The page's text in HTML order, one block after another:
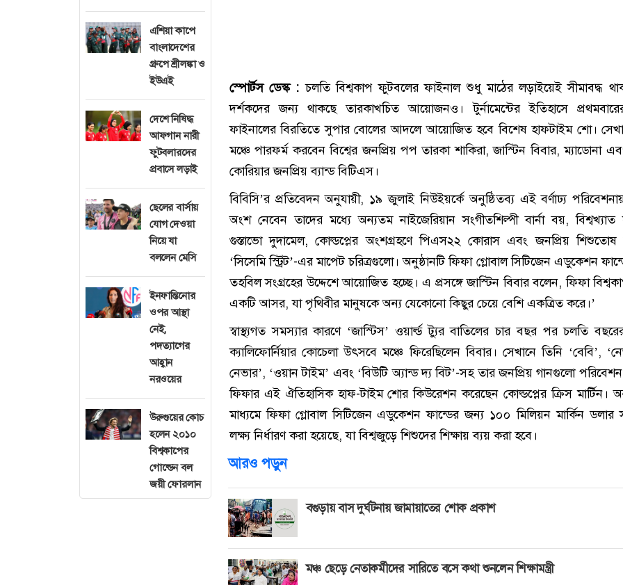
এশিয়া কাপে
বাংলাদেশের
গ্রুপে শ্রীলঙ্কা ও
ইউএই
দেশে নিষিদ্ধ
আফগান নারী
ফুটবলারদের
প্রবাসে লড়াই
ছেলের বার্সায়
যোগ দেওয়া
নিয়ে যা
বললেন মেসি
ইনফান্তিনোর
ওপর আস্থা
নেই,
পদত্যাগের
আহ্বান
নরওয়ের
উরুগুয়ের কোচ
হলেন ২০১০
বিশ্বকাপের
গোল্ডেন বল
জয়ী ফোরলান
স্পোর্টস ডেস্ক : চলতি বিশ্বকাপ ফুটবলের ফাইনাল শুধু মাঠের লড়াইয়েই সীমাবদ্ধ
দর্শকদের জন্য থাকছে তারকাখচিত আয়োজনও। টুর্নামেন্টের ইতিহাসে
ফাইনালের বিরতিতে সুপার বোলের আদলে আয়োজিত হবে বিশেষ হাফটাইম শো।
মঞ্চে পারফর্ম করবেন বিশ্বের জনপ্রিয় পপ তারকা শাকিরা, জাস্টিন বিবার, ম্যাডোনা
কোরিয়ার জনপ্রিয় ব্যান্ড বিটিএস।
বিবিসি’র প্রতিবেদন অনুযায়ী, ১৯ জুলাই নিউইয়র্কে অনুষ্ঠিতব্য এই বর্ণাঢ্য
অংশ নেবেন তাদের মধ্যে অন্যতম নাইজেরিয়ান সংগীতশিল্পী বার্না বয়, বিশ্বখ্যাত
গুস্তাভো দুদামেল, কোল্ডপ্লের অংশগ্রহণে পিএস২২ কোরাস এবং জনপ্রিয় শিশুতোষ
‘সিসেমি স্ট্রিট’-এর মাপেট চরিত্রগুলো। অনুষ্ঠানটি ফিফা গ্লোবাল সিটিজেন এডুকেশন
তহবিল সংগ্রহের উদ্দেশে আয়োজিত হচ্ছে। এ প্রসঙ্গে জাস্টিন বিবার বলেন, ফিফা
একটি আসর, যা পৃথিবীর মানুষকে অন্য যেকোনো কিছুর চেয়ে বেশি একত্রিত করে।’
স্বাস্থ্যগত সমস্যার কারণে ‘জাস্টিস’ ওয়ার্ল্ড ট্যুর বাতিলের চার বছর পর চলতি
ক্যালিফোর্নিয়ার কোচেলা উৎসবে মঞ্চে ফিরেছিলেন বিবার। সেখানে তিনি ‘বেবি’,
নেভার’, ‘ওয়ান টাইম’ এবং ‘বিউটি অ্যান্ড দ্য বিট’-সহ তার জনপ্রিয় গানগুলো
ফিফার এই ঐতিহাসিক হাফ-টাইম শোর কিউরেশন করেছেন কোল্ডপ্লের ক্রিস মার্টিন।
মাধ্যমে ফিফা গ্লোবাল সিটিজেন এডুকেশন ফান্ডের জন্য ১০০ মিলিয়ন মার্কিন ডলার
লক্ষ্য নির্ধারণ করা হয়েছে, যা বিশ্বজুড়ে শিশুদের শিক্ষায় ব্যয় করা হবে।
আরও পড়ুন
বগুড়ায় বাস দুর্ঘটনায় জামায়াতের শোক প্রকাশ
মঞ্চ ছেড়ে নেতাকর্মীদের সারিতে বসে কথা শুনলেন শিক্ষামন্ত্রী